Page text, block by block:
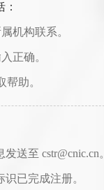
机构联系。
正确。
帮助。
送至 cstr@cnic.cn
已完成注册。